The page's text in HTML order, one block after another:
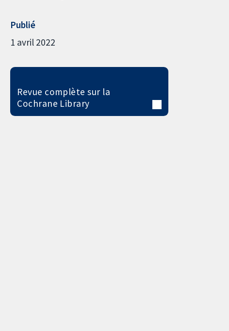
Publié
1 avril 2022
Revue complète sur la
Cochrane Library